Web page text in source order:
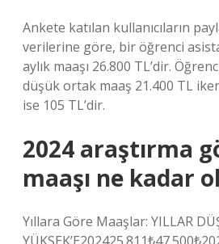
Ankete katılan kullanıcıların
verilerine göre, bir öğrenci
aylık maaşı 26.800 TL’dir.
düşük ortak maaş 21.400 TL
ise 105 TL’dir.
2024 araştırma
maaşı ne kadar
Yıllara Göre Maaşlar: YILLAR